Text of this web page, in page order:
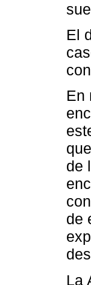
El
En
de
de
La